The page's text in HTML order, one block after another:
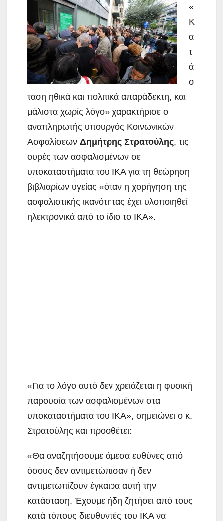
«
Κ
α
τ
ά
σ
ταση ηθικά και πολιτικά απαράδεκτη, και
μάλιστα χωρίς λόγο» χαρακτήρισε ο
αναπληρωτής υπουργός Κοινωνικών
Ασφαλίσεων Δημήτρης Στρατούλης, τις
ουρές των ασφαλισμένων σε
υποκαταστήματα του ΙΚΑ για τη θεώρηση
βιβλιαρίων υγείας «όταν η χορήγηση της
ασφαλιστικής ικανότητας έχει υλοποιηθεί
ηλεκτρονικά από το ίδιο το ΙΚΑ».
«Για το λόγο αυτό δεν χρειάζεται η φυσική
παρουσία των ασφαλισμένων στα
υποκαταστήματα του ΙΚΑ», σημειώνει ο κ.
Στρατούλης και προσθέτει:
«Θα αναζητήσουμε άμεσα ευθύνες από
όσους δεν αντιμετώπισαν ή δεν
αντιμετωπίζουν έγκαιρα αυτή την
κατάσταση. Έχουμε ήδη ζητήσει από τους
κατά τόπους διευθυντές του ΙΚΑ να